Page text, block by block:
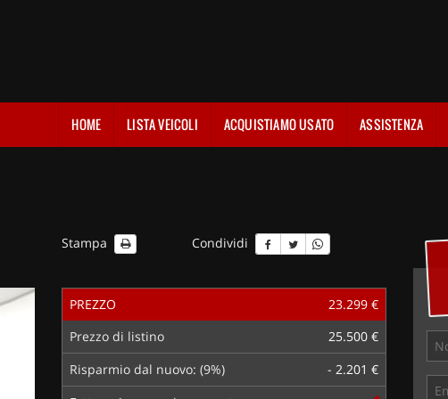
HOME LISTA VEICOLI ACQUISTIAMO USATO ASSISTENZA
Stampa Condividi
PREZZO
23.299 €
Prezzo di listino
25.500 €
Risparmio dal nuovo: (9%)
- 2.201 €